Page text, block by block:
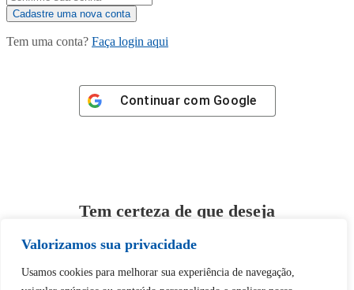
Valorizamos sua privacidade
Usamos cookies para melhorar sua experiência de navegação,
Tem uma conta? Faça login aqui
Continuar com Google
Tem certeza de que deseja
Desbloquear esquerda : 0